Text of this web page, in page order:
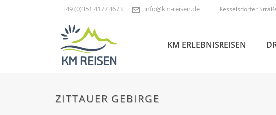
+49 (0)351 4177 4673 info@km-reisen.de Kesselsdorfer
KM ERLEBNISREISEN
ZITTAUER GEBIRGE